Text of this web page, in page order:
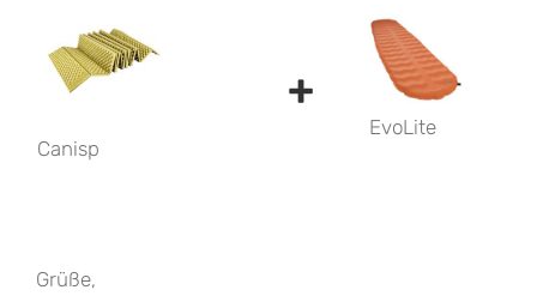
Canisp
+
EvoLite
Grüße,